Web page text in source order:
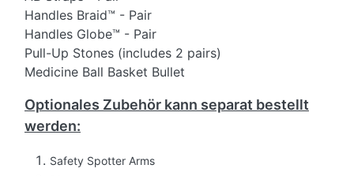
Handles Braid™ - Pair
Handles Globe™ - Pair
Pull-Up Stones (includes 2 pairs)
Medicine Ball Basket Bullet
Optionales Zubehör kann separat bestellt
werden:
Safety Spotter Arms